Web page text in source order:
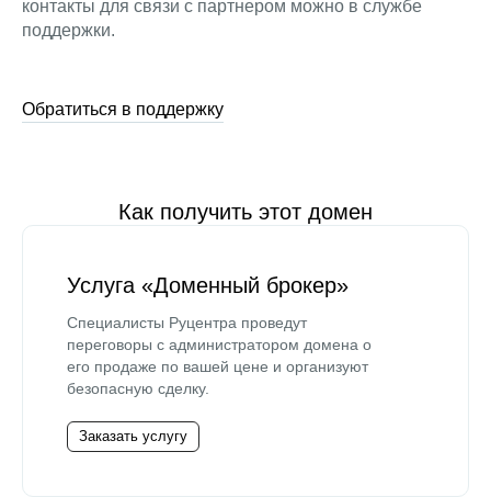
контакты для связи с партнером можно в службе
поддержки.
Обратиться в поддержку
Как получить этот домен
Услуга «Доменный брокер»
Специалисты Руцентра проведут
переговоры с администратором домена о
его продаже по вашей цене и организуют
безопасную сделку.
Заказать услугу